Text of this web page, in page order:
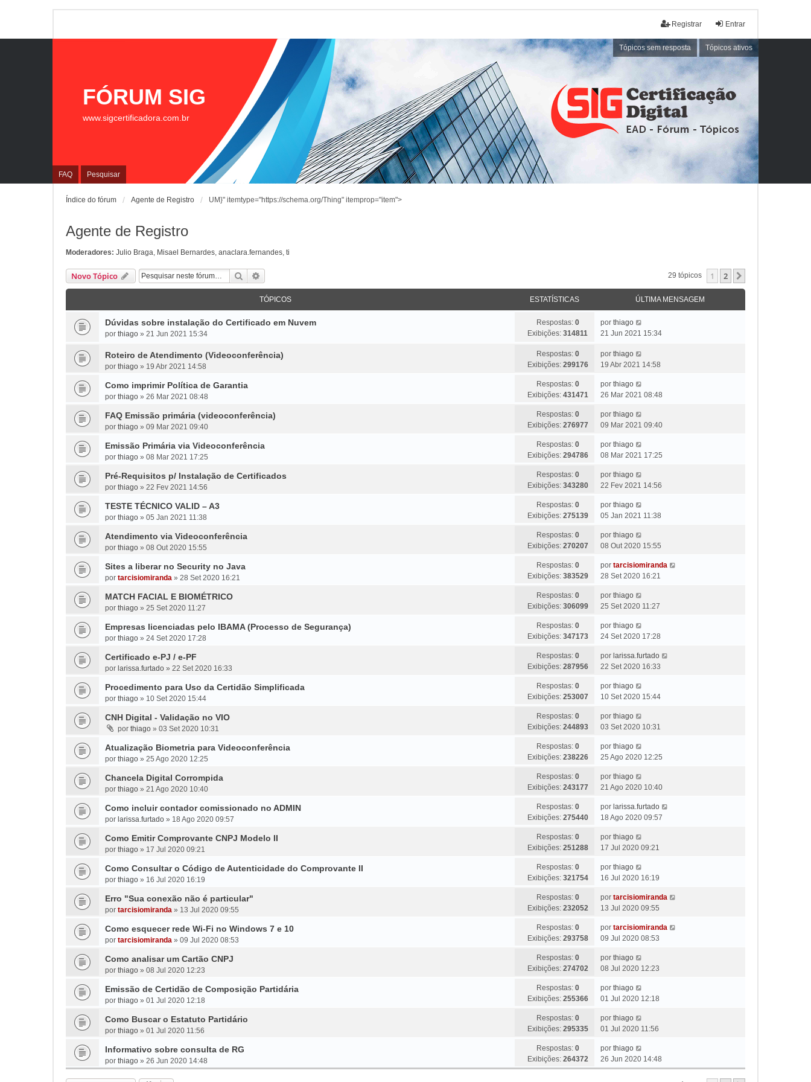
Entrar
Registrar
Tópicos sem resposta Tópicos ativos
FAQ Pesquisar
FÓRUM SIG
www.sigcertificadora.com.br
Índice do fórum Agente de Registro UM}" itemtype="https://schema.org/Thing" itemprop="item">
Agente de Registro
Moderadores: Julio Braga, Misael Bernardes, anaclara.fernandes, ti
Novo Tópico Pesquisar 29 tópicos 1 2
TÓPICOS ESTATÍSTICAS ÚLTIMA MENSAGEM
Dúvidas sobre instalação do Certificado em Nuvem
por thiago » 21 Jun 2021 15:34
Respostas: 0
Exibições: 314811
por thiago
21 Jun 2021 15:34
Roteiro de Atendimento (Videoconferência)
por thiago » 19 Abr 2021 14:58
Respostas: 0
Exibições: 299176
por thiago
19 Abr 2021 14:58
Como imprimir Política de Garantia
por thiago » 26 Mar 2021 08:48
Respostas: 0
Exibições: 431471
por thiago
26 Mar 2021 08:48
FAQ Emissão primária (videoconferência)
por thiago » 09 Mar 2021 09:40
Respostas: 0
Exibições: 276977
por thiago
09 Mar 2021 09:40
Emissão Primária via Videoconferência
por thiago » 08 Mar 2021 17:25
Respostas: 0
Exibições: 294786
por thiago
08 Mar 2021 17:25
Pré-Requisitos p/ Instalação de Certificados
por thiago » 22 Fev 2021 14:56
Respostas: 0
Exibições: 343280
por thiago
22 Fev 2021 14:56
TESTE TÉCNICO VALID – A3
por thiago » 05 Jan 2021 11:38
Respostas: 0
Exibições: 275139
por thiago
05 Jan 2021 11:38
Atendimento via Videoconferência
por thiago » 08 Out 2020 15:55
Respostas: 0
Exibições: 270207
por thiago
08 Out 2020 15:55
Sites a liberar no Security no Java
por tarcisiomiranda » 28 Set 2020 16:21
Respostas: 0
Exibições: 383529
por tarcisiomiranda
28 Set 2020 16:21
MATCH FACIAL E BIOMÉTRICO
por thiago » 25 Set 2020 11:27
Respostas: 0
Exibições: 306099
por thiago
25 Set 2020 11:27
Empresas licenciadas pelo IBAMA (Processo de Segurança)
por thiago » 24 Set 2020 17:28
Respostas: 0
Exibições: 347173
por thiago
24 Set 2020 17:28
Certificado e-PJ / e-PF
por larissa.furtado » 22 Set 2020 16:33
Respostas: 0
Exibições: 287956
por larissa.furtado
22 Set 2020 16:33
Procedimento para Uso da Certidão Simplificada
por thiago » 10 Set 2020 15:44
Respostas: 0
Exibições: 253007
por thiago
10 Set 2020 15:44
CNH Digital - Validação no VIO
por thiago » 03 Set 2020 10:31
Respostas: 0
Exibições: 244893
por thiago
03 Set 2020 10:31
Atualização Biometria para Videoconferência
por thiago » 25 Ago 2020 12:25
Respostas: 0
Exibições: 238226
por thiago
25 Ago 2020 12:25
Chancela Digital Corrompida
por thiago » 21 Ago 2020 10:40
Respostas: 0
Exibições: 243177
por thiago
21 Ago 2020 10:40
Como incluir contador comissionado no ADMIN
por larissa.furtado » 18 Ago 2020 09:57
Respostas: 0
Exibições: 275440
por larissa.furtado
18 Ago 2020 09:57
Como Emitir Comprovante CNPJ Modelo II
por thiago » 17 Jul 2020 09:21
Respostas: 0
Exibições: 251288
por thiago
17 Jul 2020 09:21
Como Consultar o Código de Autenticidade do Comprovante II
por thiago » 16 Jul 2020 16:19
Respostas: 0
Exibições: 321754
por thiago
16 Jul 2020 16:19
Erro "Sua conexão não é particular"
por tarcisiomiranda » 13 Jul 2020 09:55
Respostas: 0
Exibições: 232052
por tarcisiomiranda
13 Jul 2020 09:55
Como esquecer rede Wi-Fi no Windows 7 e 10
por tarcisiomiranda » 09 Jul 2020 08:53
Respostas: 0
Exibições: 293758
por tarcisiomiranda
09 Jul 2020 08:53
Como analisar um Cartão CNPJ
por thiago » 08 Jul 2020 12:23
Respostas: 0
Exibições: 274702
por thiago
08 Jul 2020 12:23
Emissão de Certidão de Composição Partidária
por thiago » 01 Jul 2020 12:18
Respostas: 0
Exibições: 255366
por thiago
01 Jul 2020 12:18
Como Buscar o Estatuto Partidário
por thiago » 01 Jul 2020 11:56
Respostas: 0
Exibições: 295335
por thiago
01 Jul 2020 11:56
Informativo sobre consulta de RG
por thiago » 26 Jun 2020 14:48
Respostas: 0
Exibições: 264372
por thiago
26 Jun 2020 14:48